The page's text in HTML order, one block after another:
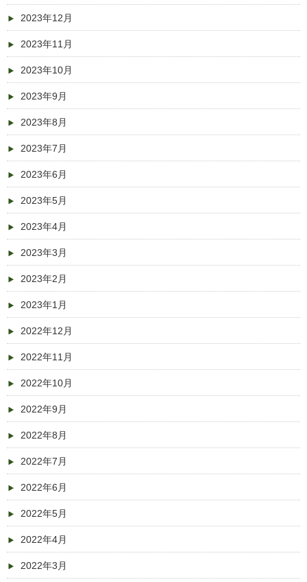
2023年12月
2023年11月
2023年10月
2023年9月
2023年8月
2023年7月
2023年6月
2023年5月
2023年4月
2023年3月
2023年2月
2023年1月
2022年12月
2022年11月
2022年10月
2022年9月
2022年8月
2022年7月
2022年6月
2022年5月
2022年4月
2022年3月